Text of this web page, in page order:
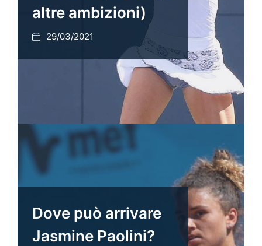
altre ambizioni)
29/03/2021
Dove può arrivare
Jasmine Paolini?